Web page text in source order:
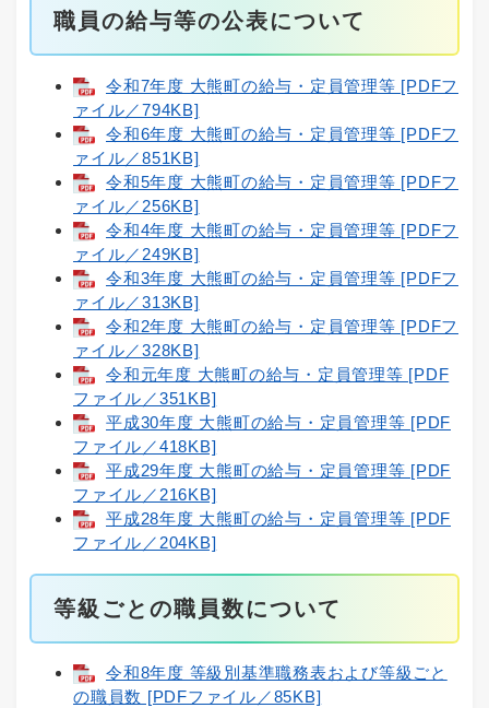
職員の給与等の公表について
令和7年度 大熊町の給与・定員管理等 [PDFフ
ァイル／794KB]
令和6年度 大熊町の給与・定員管理等 [PDFフ
ァイル／851KB]
令和5年度 大熊町の給与・定員管理等 [PDFフ
ァイル／256KB]
令和4年度 大熊町の給与・定員管理等 [PDFフ
ァイル／249KB]
令和3年度 大熊町の給与・定員管理等 [PDFフ
ァイル／313KB]
令和2年度 大熊町の給与・定員管理等 [PDFフ
ァイル／328KB]
令和元年度 大熊町の給与・定員管理等 [PDF
ファイル／351KB]
平成30年度 大熊町の給与・定員管理等 [PDF
ファイル／418KB]
平成29年度 大熊町の給与・定員管理等 [PDF
ファイル／216KB]
平成28年度 大熊町の給与・定員管理等 [PDF
ファイル／204KB]
等級ごとの職員数について
令和8年度 等級別基準職務表および等級ごと
の職員数 [PDFファイル／85KB]